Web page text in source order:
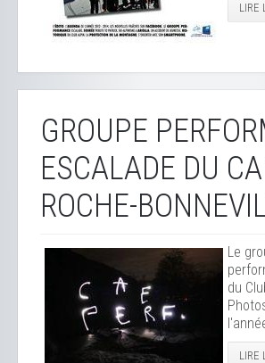
LIRE
GROUPE
ESCALADE DU
ROCHE-
Le
du
LIRE